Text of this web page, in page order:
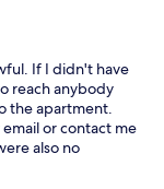
If I didn't have
reach anybody
the apartment.
or contact me
also no
about that and